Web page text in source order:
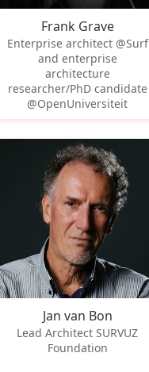
Frank Grave
Enterprise architect @Surf
and enterprise
architecture
researcher/PhD candidate
@OpenUniversiteit
Jan van Bon
Lead Architect SURVUZ
Foundation